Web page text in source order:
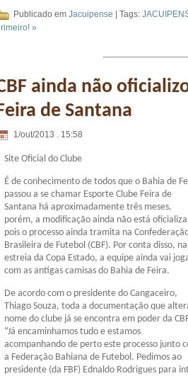
Publicado em Jacuipense | Tags:
»
ainda não
de Santana
1/out/2013 . 15:58
Site Oficial do Clube
É de conhecimento de todos que o Bahia de
passou a se chamar Esporte Clube Feira de
Santana há aproximadamente três meses,
porém, a modificação ainda não está
pois o processo ainda tramita na
Brasileira de Futebol (CBF). Por conta disso, na
estreia da Copa Estado, a equipe ainda vai
com as antigas camisas do Bahia de Feira.
De acordo com o presidente do Cangaceiro,
Thiago Souza, toda a documentação que
nome do clube já se encontra em poder da
“Já encaminhamos tudo e estamos
acompanhando de perto este processo junto
a Federação Bahiana de Futebol. Pedimos ao
presidente (da FBF) Ednaldo Rodrigues para